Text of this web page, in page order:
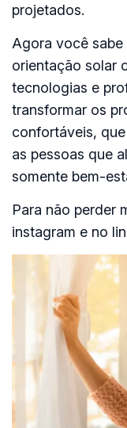
projetados.
Agora você
orientação solar
tecnologias e
transformar os
confortáveis,
as pessoas que
somente bem-
Para não perder
instagram e no